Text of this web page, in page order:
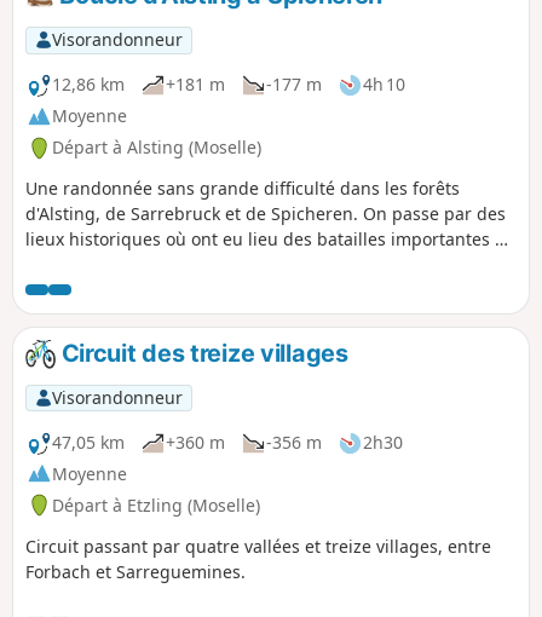
Visorandonneur
12,86 km
+181 m -177 m
4h 10
Moyenne
Départ à Alsting (Moselle)
Une randonnée sans grande difficulté dans les forêts
d'Alsting, de Sarrebruck et de Spicheren. On passe par des
lieux historiques où ont eu lieu des batailles importantes de
militaires des guerres de 39-45 et de 1870.
Circuit des treize villages
Visorandonneur
47,05 km
+360 m -356 m
2h30
Moyenne
Départ à Etzling (Moselle)
Circuit passant par quatre vallées et treize villages, entre
Forbach et Sarreguemines.